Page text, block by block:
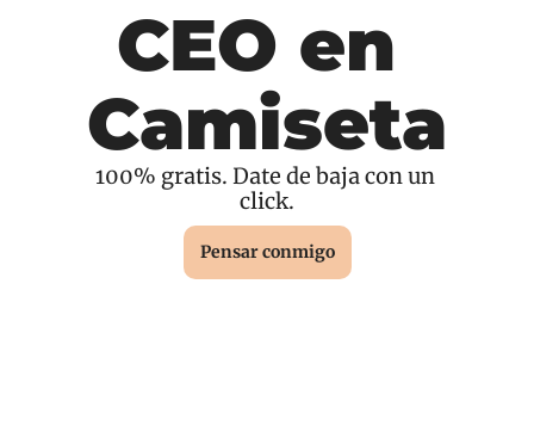
CEO en
Camiseta
100% gratis. Date de baja con un
click.
Pensar conmigo